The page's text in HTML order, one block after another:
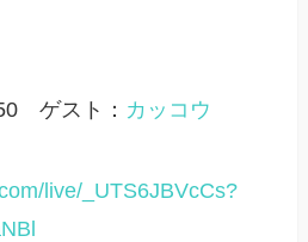
ゲスト： カッコウ
live/_UTS6JBVcCs?